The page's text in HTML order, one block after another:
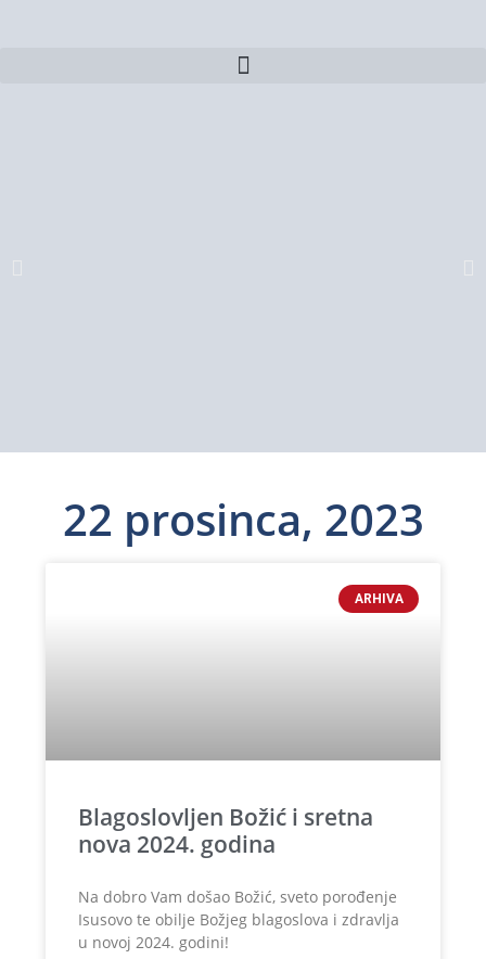
22 prosinca, 2023
ARHIVA
Blagoslovljen Božić i sretna
nova 2024. godina
Na dobro Vam došao Božić, sveto porođenje
Isusovo te obilje Božjeg blagoslova i zdravlja
u novoj 2024. godini!